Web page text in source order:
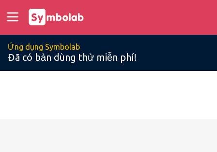
Ứng dụng Symbolab
Đã có bản dùng thử miễn phí!